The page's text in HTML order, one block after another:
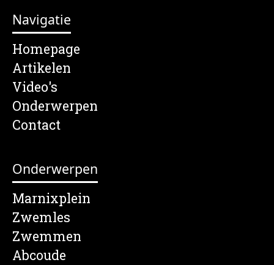
Navigatie
Homepage
Artikelen
Video's
Onderwerpen
Contact
Onderwerpen
Marnixplein
Zwemles
Zwemmen
Abcoude